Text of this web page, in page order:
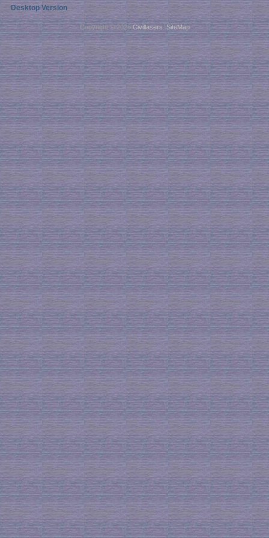
Desktop Version
Copyright © 2026 Civillasers SiteMap